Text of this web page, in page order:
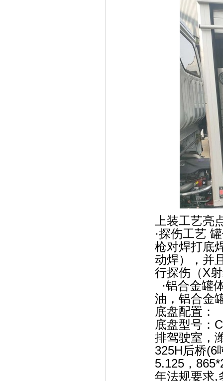
上装工艺亮
·探伤工艺
枪对焊打底
动焊），并
行探伤（X
·铝合金罐
油，铝合金
底盘配置：
底盘型号：
排驾驶室，
325H后桥(6
5.125，
年法规要求,